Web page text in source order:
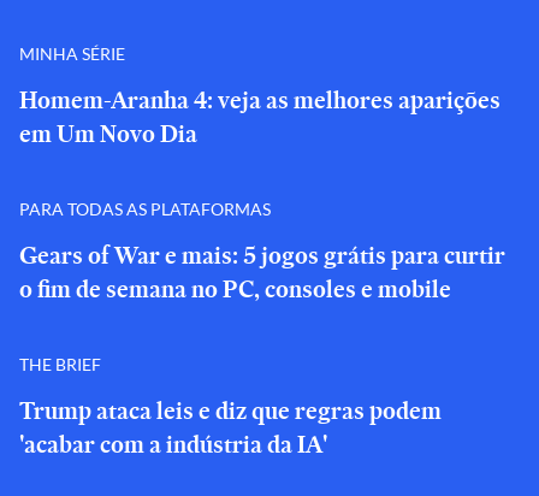
MINHA SÉRIE
Homem-Aranha 4: veja as melhores aparições
em Um Novo Dia
PARA TODAS AS PLATAFORMAS
Gears of War e mais: 5 jogos grátis para curtir
o fim de semana no PC, consoles e mobile
THE BRIEF
Trump ataca leis e diz que regras podem
'acabar com a indústria da IA'